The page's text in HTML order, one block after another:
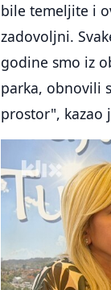
bile temeljite i
zadovoljni.
godine smo iz
parka, obnovili
prostor", kazao